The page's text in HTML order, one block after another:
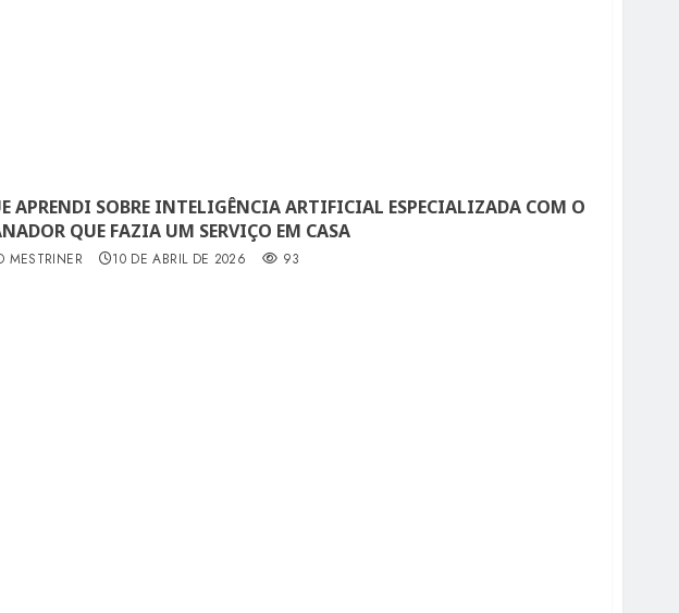
APRENDI SOBRE INTELIGÊNCIA ARTIFICIAL ESPECIALIZADA COM O
QUE FAZIA UM SERVIÇO EM CASA
MESTRINER 10 DE ABRIL DE 2026 93